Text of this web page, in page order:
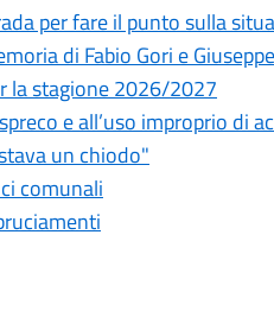
per fare il punto sulla
di Fabio Gori e
la stagione 2026/2027
e all’uso improprio di
un chiodo"
comunali